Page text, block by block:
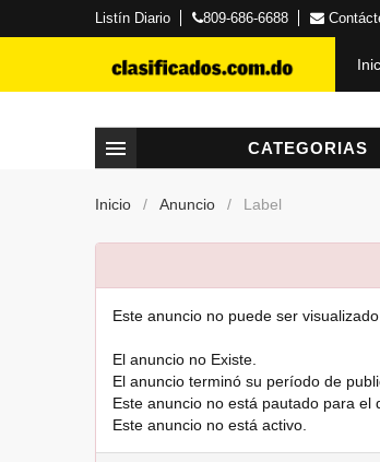
Listín Diario 809-686-6688
CATEGORIAS
Inicio Anuncio Label
Este anuncio no puede ser
El anuncio no Existe.
El anuncio terminó su período de
Este anuncio no está pautado para el
Este anuncio no está activo.